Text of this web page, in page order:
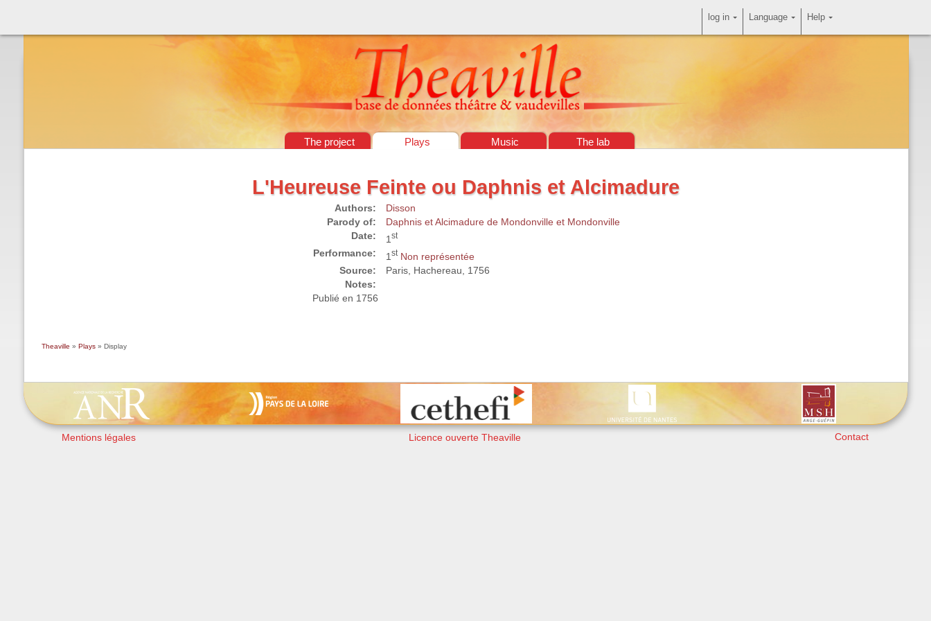
Théâtre & vaudevilles
The project Plays Music The lab
L'Heureuse Feinte ou Daphnis et Alcimadure
Authors:
Disson
Parody of:
Daphnis et Alcimadure de Mondonville et Mondonville
Date:
1 st
Performance: 1 st Non représentée
Source:
Paris, Hachereau, 1756
Notes:
Publié en 1756
Theaville »Plays » Display
Help
Language
log in
Mentions légales Licence ouverte Theaville Contact